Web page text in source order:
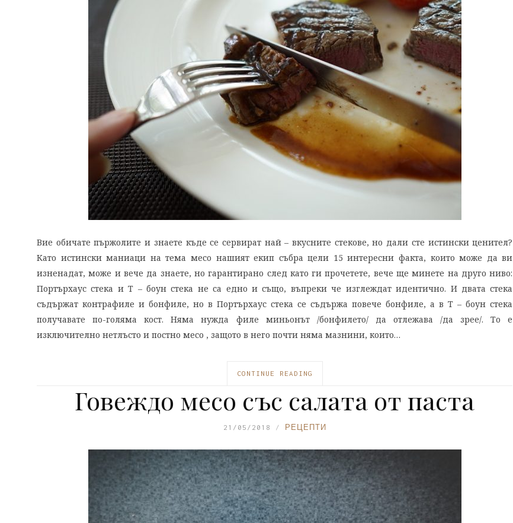
Вие обичате пържолите и знаете къде се сервират най – вкусните стекове, но дали сте истински ценител?
Като истински маниаци на тема месо нашият екип събра цели 15 интересни факта, които може да ви
изненадат, може и вече да знаете, но гарантирано след като ги прочетете, вече ще минете на друго ниво:
Портърхаус стека и Т – боун стека не са едно и също, въпреки че изглеждат идентично. И двата стека
съдържат контрафиле и бонфиле, но в Портърхаус стека се съдържа повече бонфиле, а в Т – боун стека
получавате по-голяма кост. Няма нужда филе миньонът /бонфилето/ да отлежава /да зрее/. То е
изключително нетлъсто и постно месо , защото в него почти няма мазнини, които…
CONTINUE READING
Говеждо месо със салата от паста
21/05/2018 РЕЦЕПТИ